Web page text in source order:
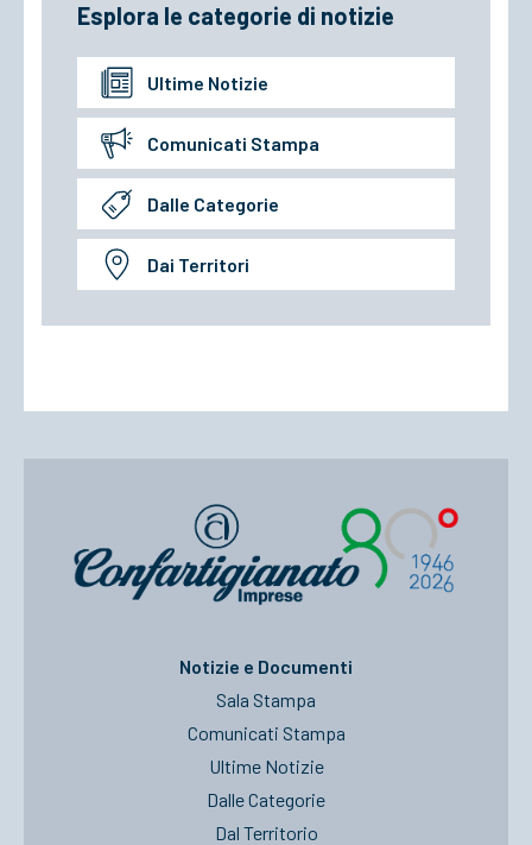
Esplora le categorie di notizie
Ultime Notizie
Comunicati Stampa
Dalle Categorie
Dai Territori
Notizie e Documenti
Sala Stampa
Comunicati Stampa
Ultime Notizie
Dalle Categorie
Dal Territorio